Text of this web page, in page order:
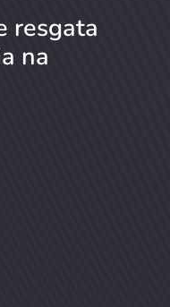
resgata
na